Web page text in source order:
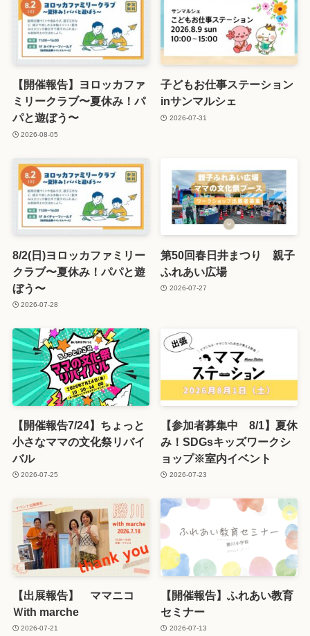
【開催報告】ヨロッカファ
ミリークラブ〜夏休み！パ
パと遊ぼう〜
2026-08-05
子どもお仕事ステーション
inサンマルシェ
2026-07-31
8/2(日)ヨロッカファミリー
クラブ〜夏休み！パパと遊
ぼう〜
2026-07-28
第50回春日井まつり 親子
ふれあい広場
2026-07-27
【開催報告7/24】ちょっと
小さなママの文化祭リバイ
バル
2026-07-25
【参加者募集中 8/1】夏休
み！SDGsキッズワークシ
ョップ※室内イベント
2026-07-23
【出展報告】 ママニコ
Ｗith marche
2026-07-21
【開催報告】ふれあい教育
セミナー
2026-07-13